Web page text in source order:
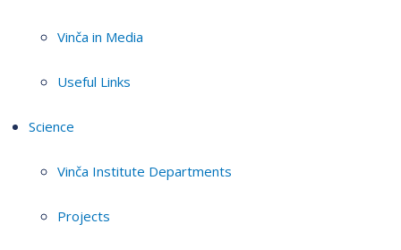
Vinča in Media
Useful Links
Science
Vinča Institute Departments
Projects